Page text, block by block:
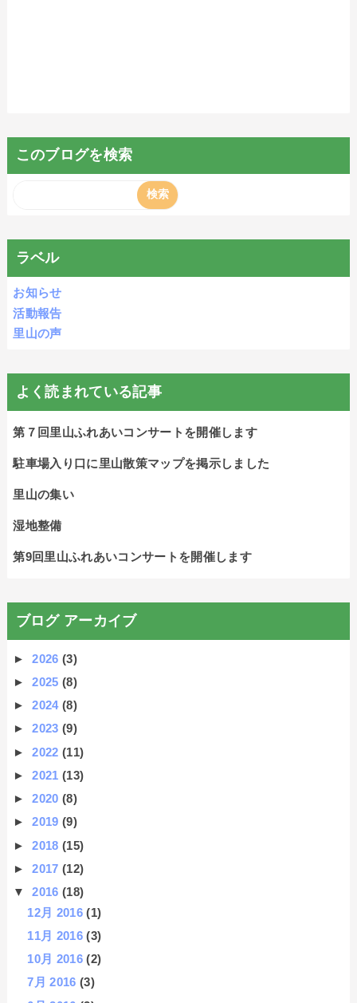
このブログを検索
ラベル
お知らせ
活動報告
里山の声
よく読まれている記事
第７回里山ふれあいコンサートを開催します
駐車場入り口に里山散策マップを掲示しました
里山の集い
湿地整備
第9回里山ふれあいコンサートを開催します
ブログ アーカイブ
►2026(3)
►2025(8)
►2024(8)
►2023(9)
►2022(11)
►2021(13)
►2020(8)
►2019(9)
►2018(15)
►2017(12)
▼2016(18)
12月 2016(1)
11月 2016(3)
10月 2016(2)
7月 2016(3)